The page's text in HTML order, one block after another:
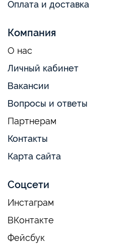
Оплата и доставка
Компания
О нас
Личный кабинет
Вакансии
Вопросы и ответы
Партнерам
Контакты
Карта сайта
Соцсети
Инстаграм
ВКонтакте
Фейсбук